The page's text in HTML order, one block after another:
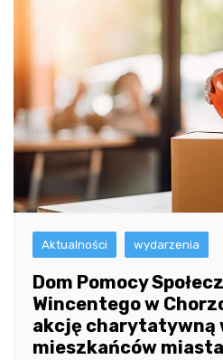
Aktualności wydarzenia
Dom Pomocy
Wincentego w
akcję charytatywną
mieszkańców miasta